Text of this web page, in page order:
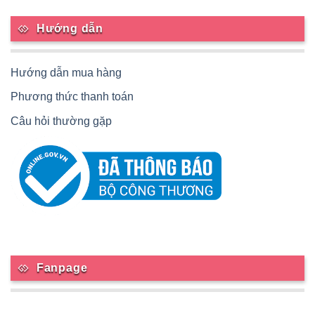
Hướng dẫn
Hướng dẫn mua hàng
Phương thức thanh toán
Câu hỏi thường gặp
Fanpage